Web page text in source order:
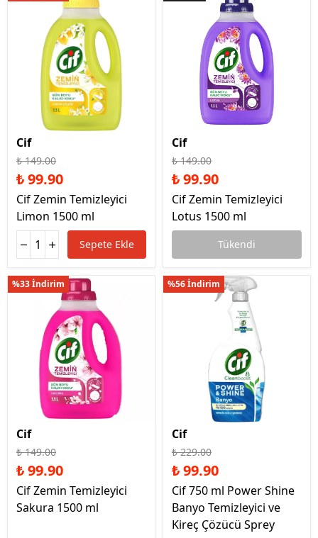
Cif
₺ 149.00
₺ 99.90
Cif Zemin Temizleyici
Limon 1500 ml
Sepete Ekle
Cif
₺ 149.00
₺ 99.90
Cif Zemin Temizleyici
Lotus 1500 ml
Tükendi
%33 İndirim
Cif
₺ 149.00
₺ 99.90
Cif Zemin Temizleyici
Sakura 1500 ml
%56 İndirim
Cif
₺ 229.00
₺ 99.90
Cif 750 ml Power Shine
Banyo Temizleyici ve
Kireç Çözücü Sprey